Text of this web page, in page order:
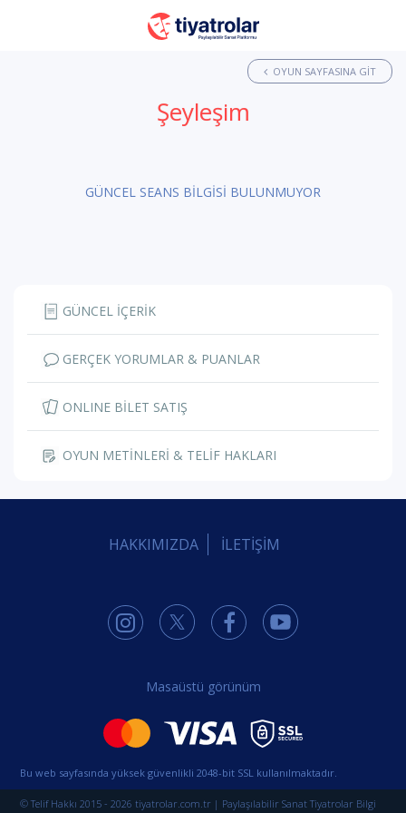
OYUN SAYFASINA GIT
Şeyleşim
GÜNCEL SEANS BİLGİSİ BULUNMUYOR
GÜNCEL İÇERİK
GERÇEK YORUMLAR & PUANLAR
ONLINE BİLET SATIŞ
OYUN METİNLERİ & TELİF HAKLARI
HAKKIMIZDA İLETİŞİM
Masaüstü görünüm
Bu web sayfasında yüksek güvenlikli 2048-bit SSL kullanılmaktadır.
© Telif Hakkı 2015 - 2026 tiyatrolar.com.tr | Paylaşılabilir Sanat Tiyatrolar Bilgi